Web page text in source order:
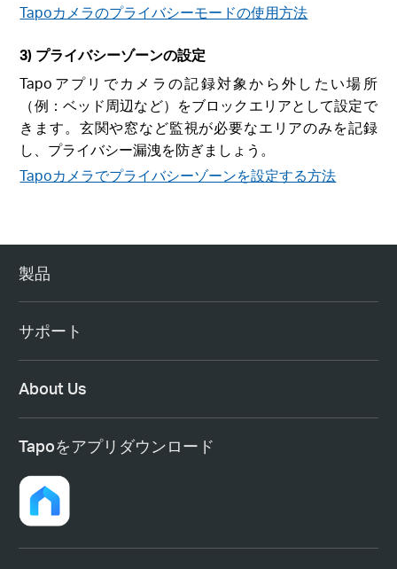
Tapoカメラのプライバシーモードの使用方法
3) プライバシーゾーンの設定
Tapoアプリでカメラの記録対象から外したい場所
（例：ベッド周辺など）をブロックエリアとして設定で
きます。玄関や窓など監視が必要なエリアのみを記録
し、プライバシー漏洩を防ぎましょう。
Tapoカメラでプライバシーゾーンを設定する方法
製品
サポート
About Us
Tapoをアプリダウンロード